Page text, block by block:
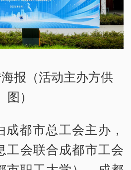
报（活动主办方供
图）
成都市总工会主办，
工会联合成都市工会